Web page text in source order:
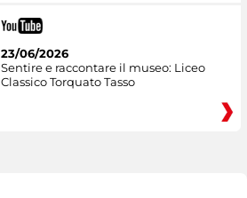
23/06/2026
Sentire e raccontare il museo: Liceo
Classico Torquato Tasso